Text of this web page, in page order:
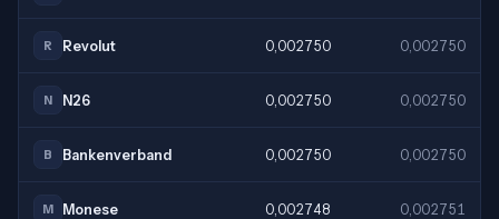
R Revolut 0,002750 0,002750
N N26 0,002750 0,002750
B Bankenverband 0,002750 0,002750
M Monese 0,002748 0,002751